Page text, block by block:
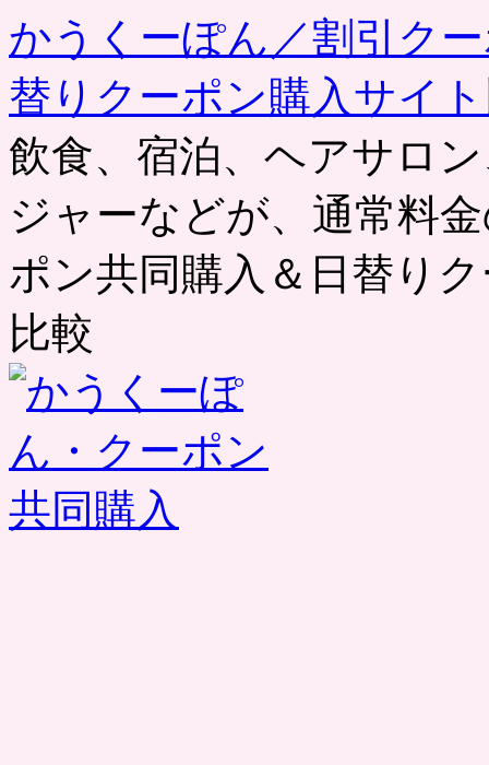
かうくーぽん／割引ク
替りクーポン購入サイ
飲食、宿泊、ヘアサロ
ジャーなどが、通常料
ポン共同購入＆日替り
比較